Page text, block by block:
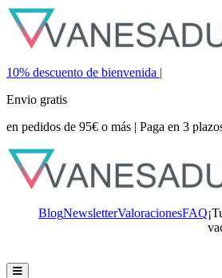
10% descuento de bienvenida |
Envio gratis
en pedidos de 95€ o más | Paga en 3
BlogNewsletterValoracionesFAQ
Menú conmutador hamburguesa